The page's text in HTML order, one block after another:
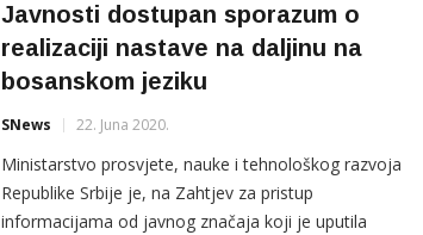
Javnosti dostupan sporazum o
realizaciji nastave na daljinu na
bosanskom jeziku
SNews 22. Juna 2020.
Ministarstvo prosvjete, nauke i tehnološkog razvoja
Republike Srbije je, na Zahtjev za pristup
informacijama od javnog značaja koji je uputila